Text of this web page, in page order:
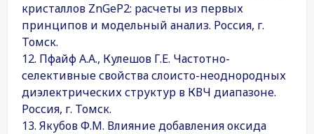
кристаллов ZnGeP2: расчеты из первых
принципов и модельный анализ. Россия, г.
Томск.
12. Пфайф А.А., Кулешов Г.Е. Частотно-
селективные свойства слоисто-неоднородных
диэлектрических структур в КВЧ диапазоне.
Россия, г. Томск.
13. Якубов Ф.М. Влияние добавления оксида